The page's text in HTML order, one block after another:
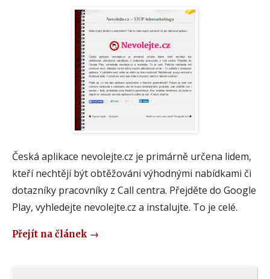
Česká aplikace nevolejte.cz je primárně určena lidem,
kteří nechtějí být obtěžováni výhodnými nabídkami či
dotazníky pracovníky z Call centra. Přejděte do Google
Play, vyhledejte nevolejte.cz a instalujte. To je celé.
Přejít na článek →